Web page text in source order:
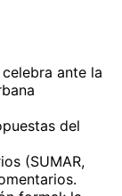
ante la
del
(SUMAR,